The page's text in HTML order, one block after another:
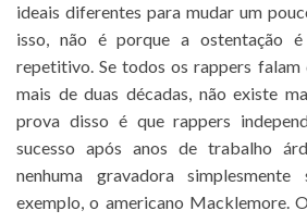
ideais diferentes para mudar um
isso, não é porque a ostentação
repetitivo. Se todos os rappers falam
mais de duas décadas, não existe
prova disso é que rappers
sucesso após anos de trabalho
nenhuma gravadora
exemplo, o americano Macklemore.